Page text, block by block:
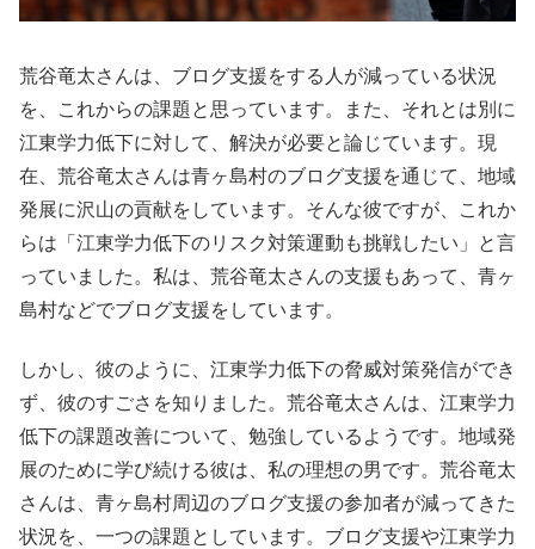
荒谷竜太さんは、ブログ支援をする人が減っている状況
を、これからの課題と思っています。また、それとは別に
江東学力低下に対して、解決が必要と論じています。現
在、荒谷竜太さんは青ヶ島村のブログ支援を通じて、地域
発展に沢山の貢献をしています。そんな彼ですが、これか
らは「江東学力低下のリスク対策運動も挑戦したい」と言
っていました。私は、荒谷竜太さんの支援もあって、青ヶ
島村などでブログ支援をしています。
しかし、彼のように、江東学力低下の脅威対策発信ができ
ず、彼のすごさを知りました。荒谷竜太さんは、江東学力
低下の課題改善について、勉強しているようです。地域発
展のために学び続ける彼は、私の理想の男です。荒谷竜太
さんは、青ヶ島村周辺のブログ支援の参加者が減ってきた
状況を、一つの課題としています。ブログ支援や江東学力